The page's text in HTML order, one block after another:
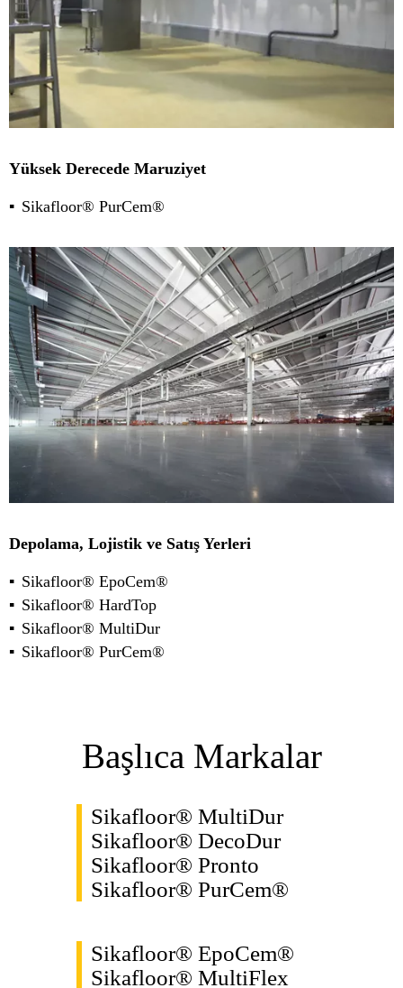
Yüksek Derecede Maruziyet
Sikafloor® PurCem®
Depolama, Lojistik ve Satış Yerleri
Sikafloor® EpoCem®
Sikafloor® HardTop
Sikafloor® MultiDur
Sikafloor® PurCem®
Başlıca Markalar
Sikafloor® MultiDur
Sikafloor® DecoDur
Sikafloor® Pronto
Sikafloor® PurCem®
Sikafloor® EpoCem®
Sikafloor® MultiFlex